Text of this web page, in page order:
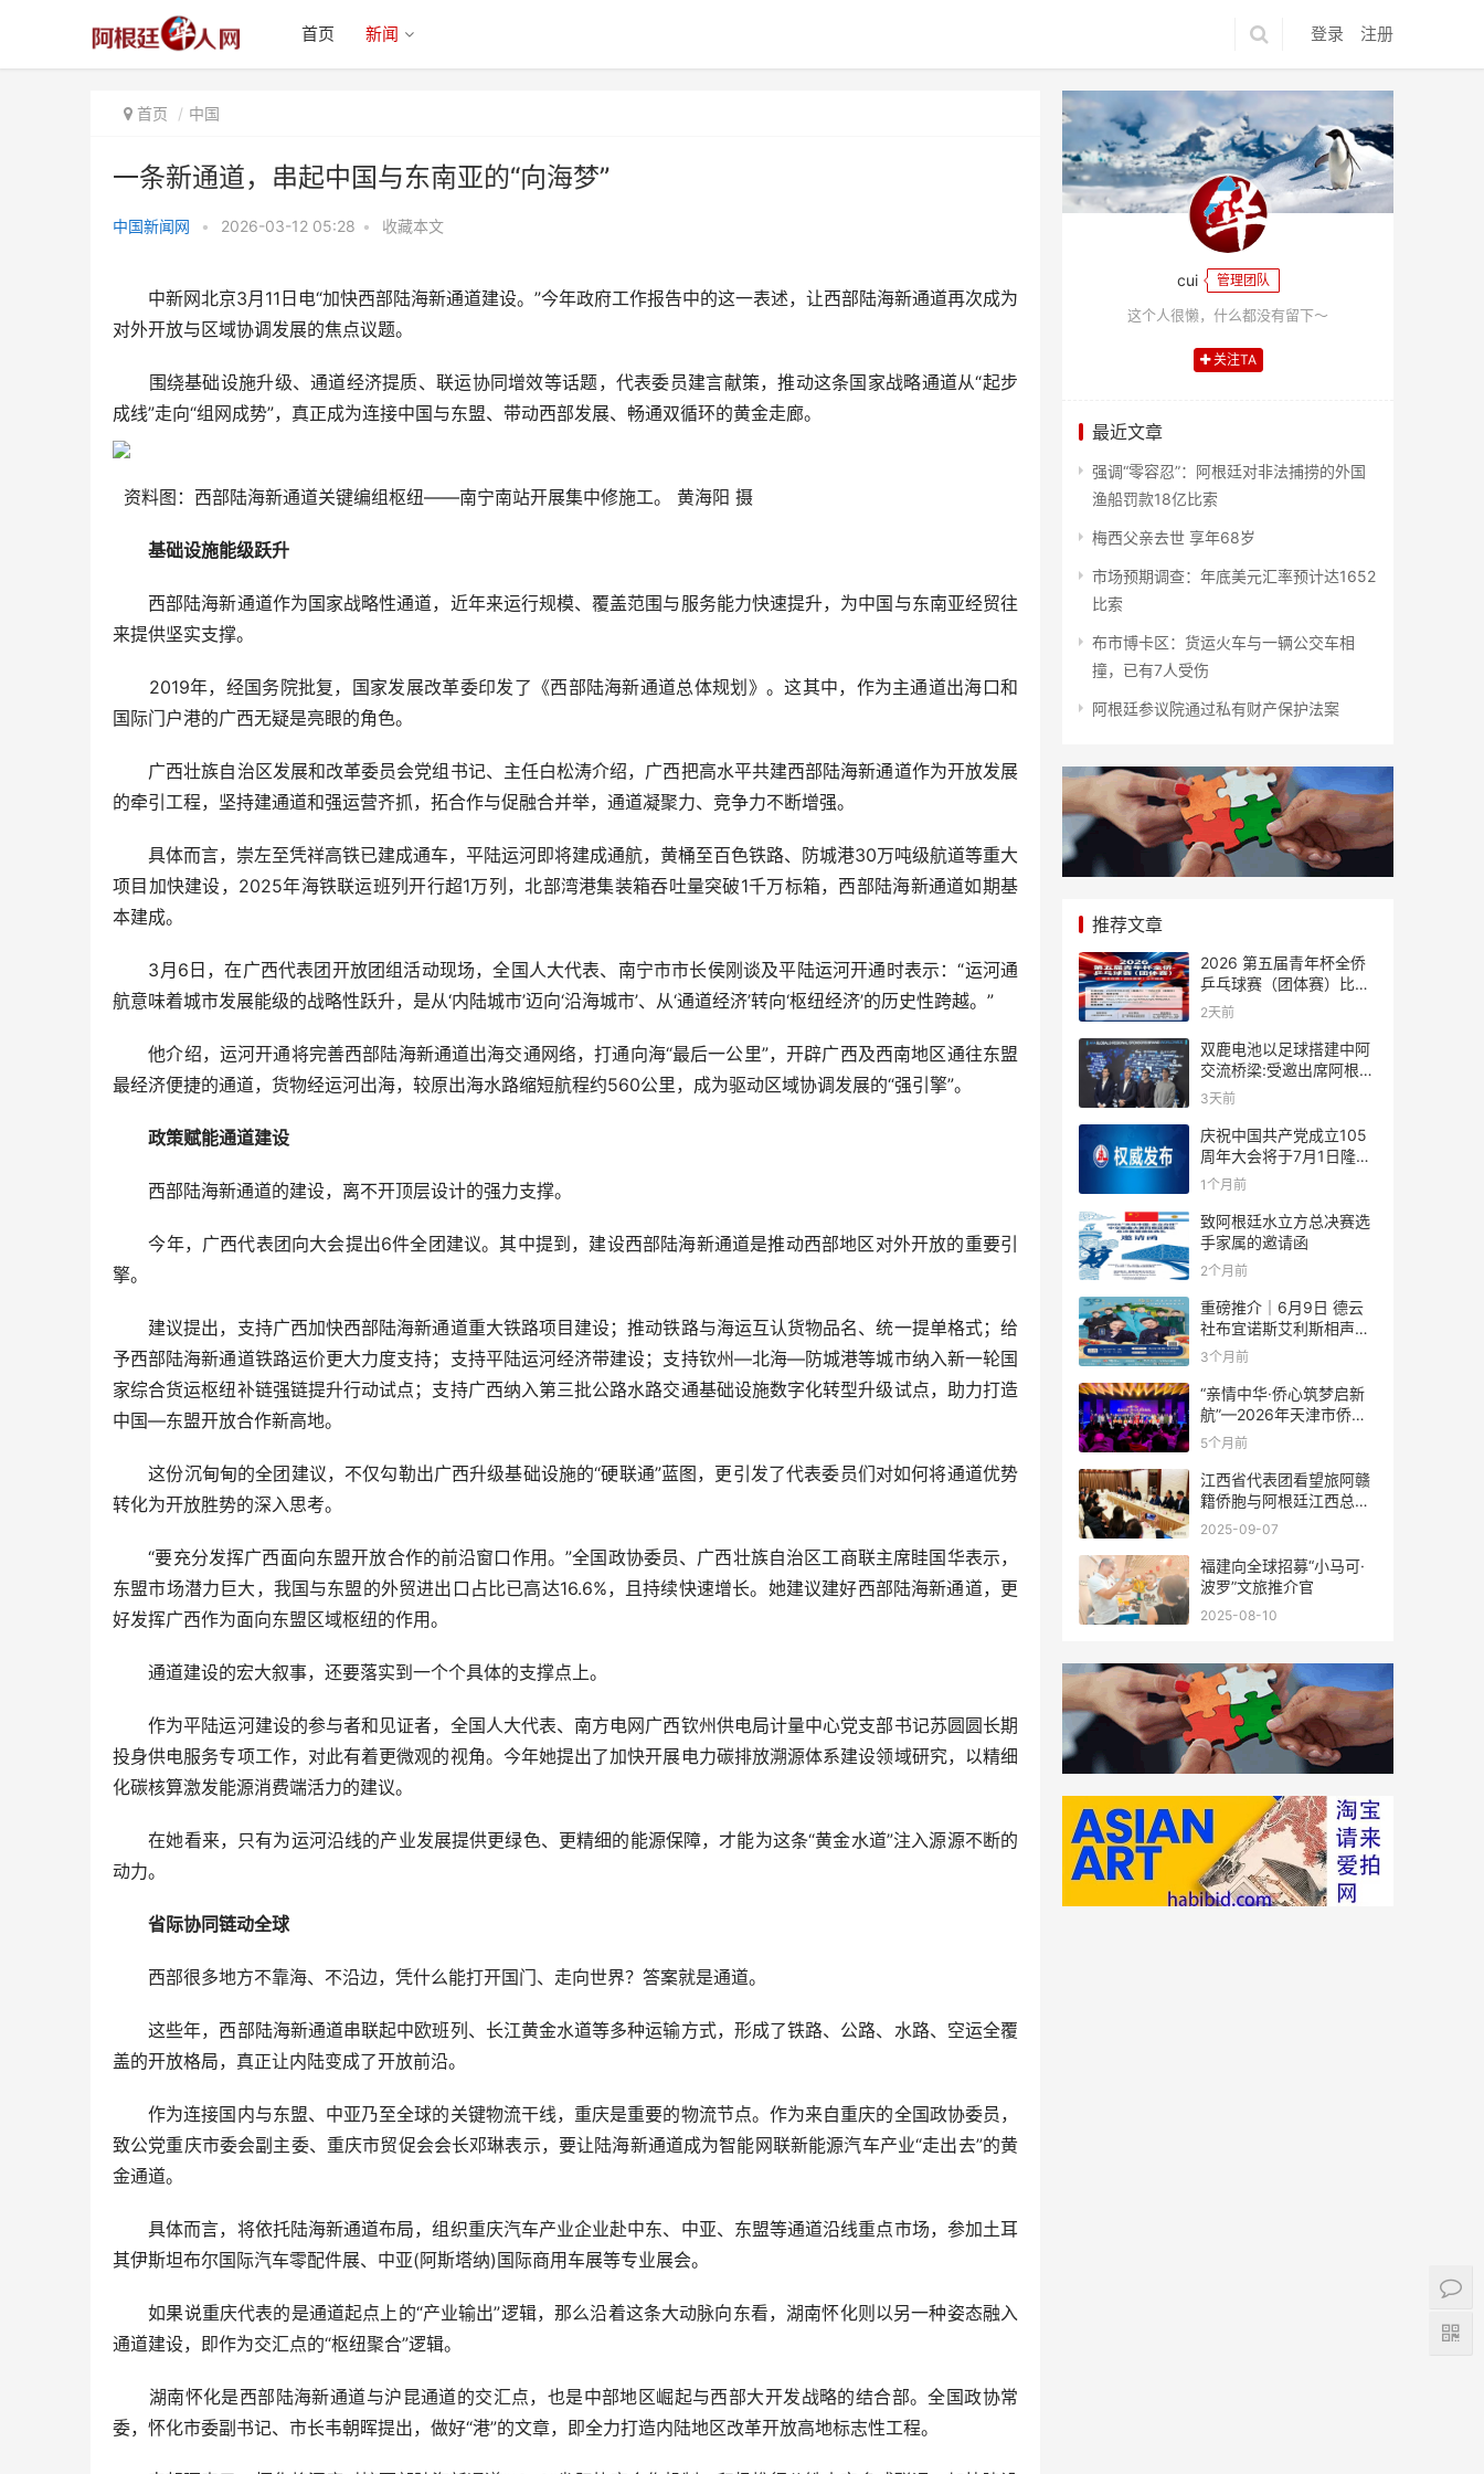
登录 注册
首页 新闻
首页 中国
一条新通道，串起中国与东南亚的“向海梦”
中国新闻网 • 2026-03-12 05:28 • 收藏本文
中新网北京3月11日电“加快西部陆海新通道建设。”今年政府工作报告中的这一表述，让西部陆海新通道再次成为
对外开放与区域协调发展的焦点议题。
围绕基础设施升级、通道经济提质、联运协同增效等话题，代表委员建言献策，推动这条国家战略通道从“起步
成线”走向“组网成势”，真正成为连接中国与东盟、带动西部发展、畅通双循环的黄金走廊。
资料图：西部陆海新通道关键编组枢纽——南宁南站开展集中修施工。 黄海阳 摄
基础设施能级跃升
西部陆海新通道作为国家战略性通道，近年来运行规模、覆盖范围与服务能力快速提升，为中国与东南亚经贸往
来提供坚实支撑。
2019年，经国务院批复，国家发展改革委印发了《西部陆海新通道总体规划》。这其中，作为主通道出海口和
国际门户港的广西无疑是亮眼的角色。
广西壮族自治区发展和改革委员会党组书记、主任白松涛介绍，广西把高水平共建西部陆海新通道作为开放发展
的牵引工程，坚持建通道和强运营齐抓，拓合作与促融合并举，通道凝聚力、竞争力不断增强。
具体而言，崇左至凭祥高铁已建成通车，平陆运河即将建成通航，黄桶至百色铁路、防城港30万吨级航道等重大
项目加快建设，2025年海铁联运班列开行超1万列，北部湾港集装箱吞吐量突破1千万标箱，西部陆海新通道如期基
本建成。
3月6日，在广西代表团开放团组活动现场，全国人大代表、南宁市市长侯刚谈及平陆运河开通时表示：“运河通
航意味着城市发展能级的战略性跃升，是从‘内陆城市’迈向‘沿海城市’、从‘通道经济’转向‘枢纽经济’的历史性跨越。”
他介绍，运河开通将完善西部陆海新通道出海交通网络，打通向海“最后一公里”，开辟广西及西南地区通往东盟
最经济便捷的通道，货物经运河出海，较原出海水路缩短航程约560公里，成为驱动区域协调发展的“强引擎”。
政策赋能通道建设
西部陆海新通道的建设，离不开顶层设计的强力支撑。
今年，广西代表团向大会提出6件全团建议。其中提到，建设西部陆海新通道是推动西部地区对外开放的重要引
擎。
建议提出，支持广西加快西部陆海新通道重大铁路项目建设；推动铁路与海运互认货物品名、统一提单格式；给
予西部陆海新通道铁路运价更大力度支持；支持平陆运河经济带建设；支持钦州—北海—防城港等城市纳入新一轮国
家综合货运枢纽补链强链提升行动试点；支持广西纳入第三批公路水路交通基础设施数字化转型升级试点，助力打造
中国—东盟开放合作新高地。
这份沉甸甸的全团建议，不仅勾勒出广西升级基础设施的“硬联通”蓝图，更引发了代表委员们对如何将通道优势
转化为开放胜势的深入思考。
“要充分发挥广西面向东盟开放合作的前沿窗口作用。”全国政协委员、广西壮族自治区工商联主席眭国华表示，
东盟市场潜力巨大，我国与东盟的外贸进出口占比已高达16.6%，且持续快速增长。她建议建好西部陆海新通道，更
好发挥广西作为面向东盟区域枢纽的作用。
通道建设的宏大叙事，还要落实到一个个具体的支撑点上。
作为平陆运河建设的参与者和见证者，全国人大代表、南方电网广西钦州供电局计量中心党支部书记苏圆圆长期
投身供电服务专项工作，对此有着更微观的视角。今年她提出了加快开展电力碳排放溯源体系建设领域研究，以精细
化碳核算激发能源消费端活力的建议。
在她看来，只有为运河沿线的产业发展提供更绿色、更精细的能源保障，才能为这条“黄金水道”注入源源不断的
动力。
省际协同链动全球
西部很多地方不靠海、不沿边，凭什么能打开国门、走向世界？答案就是通道。
这些年，西部陆海新通道串联起中欧班列、长江黄金水道等多种运输方式，形成了铁路、公路、水路、空运全覆
盖的开放格局，真正让内陆变成了开放前沿。
作为连接国内与东盟、中亚乃至全球的关键物流干线，重庆是重要的物流节点。作为来自重庆的全国政协委员，
致公党重庆市委会副主委、重庆市贸促会会长邓琳表示，要让陆海新通道成为智能网联新能源汽车产业“走出去”的黄
金通道。
具体而言，将依托陆海新通道布局，组织重庆汽车产业企业赴中东、中亚、东盟等通道沿线重点市场，参加土耳
其伊斯坦布尔国际汽车零配件展、中亚(阿斯塔纳)国际商用车展等专业展会。
如果说重庆代表的是通道起点上的“产业输出”逻辑，那么沿着这条大动脉向东看，湖南怀化则以另一种姿态融入
通道建设，即作为交汇点的“枢纽聚合”逻辑。
湖南怀化是西部陆海新通道与沪昆通道的交汇点，也是中部地区崛起与西部大开发战略的结合部。全国政协常
委，怀化市委副书记、市长韦朝晖提出，做好“港”的文章，即全力打造内陆地区改革开放高地标志性工程。
cui 管理团队
这个人很懒，什么都没有留下～
关注TA
最近文章
强调“零容忍”：阿根廷对非法捕捞的外国
渔船罚款18亿比索
梅西父亲去世 享年68岁
市场预期调查：年底美元汇率预计达1652
比索
布市博卡区：货运火车与一辆公交车相
撞，已有7人受伤
阿根廷参议院通过私有财产保护法案
推荐文章
2026 第五届青年杯全侨
乒乓球赛（团体赛）比赛
规则
2天前
双鹿电池以足球搭建中阿
交流桥梁:受邀出席阿根廷
足协赞助商招待会！
3天前
庆祝中国共产党成立105
周年大会将于7月1日隆重
举行
1个月前
致阿根廷水立方总决赛选
手家属的邀请函
2个月前
重磅推介｜6月9日 德云
社布宜诺斯艾利斯相声专
场！国风曲艺邂逅南美风
结！
3个月前
“亲情中华·侨心筑梦启新
航”—2026年天津市侨界
新春联谊活动成功举办
5个月前
江西省代表团看望旅阿赣
籍侨胞与阿根廷江西总商
会座谈
2025-09-07
福建向全球招募“小马可·
波罗”文旅推介官
2025-08-10